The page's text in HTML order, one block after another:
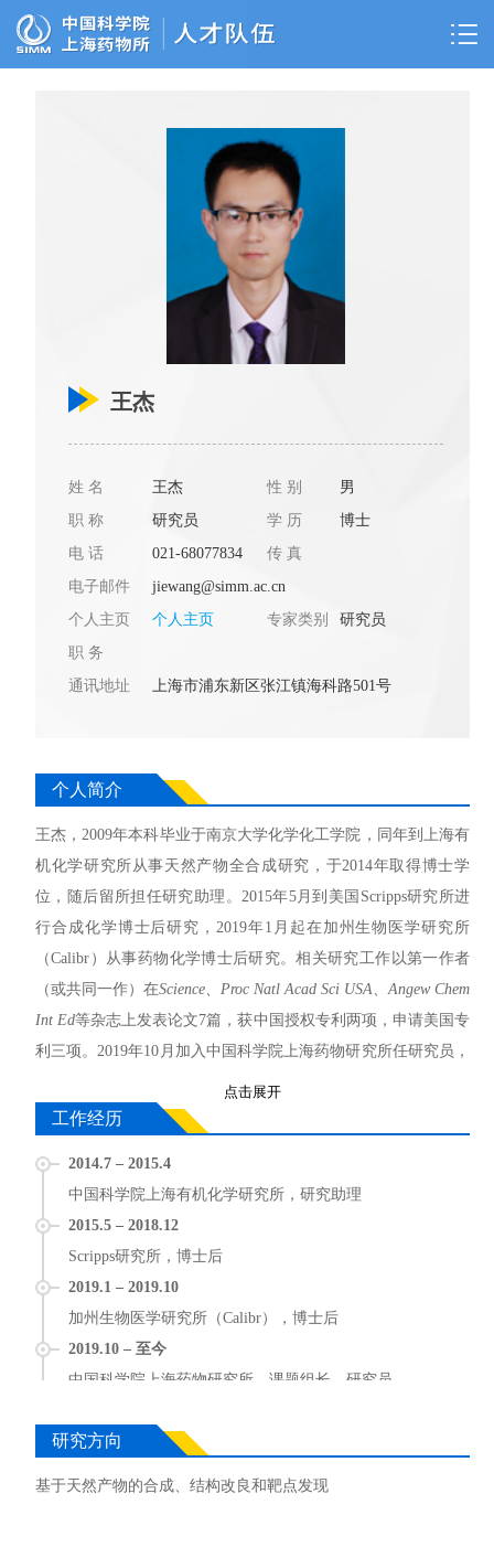
王杰
姓 名 王杰 性 别
男
职 称
研究员 学 历
博士
电 话
021-68077834
传 真
电子邮件
jiewang@simm.ac.cn
个人主页
个人主页 专家类别
研究员
职 务
通讯地址
上海市浦东新区张江镇海科路501号
个人简介
王杰，2009年本科毕业于南京大学化学化工学院，同年到上海有
机化学研究所从事天然产物全合成研究，于2014年取得博士学
位，随后留所担任研究助理。2015年5月到美国Scripps研究所进
行合成化学博士后研究，2019年1月起在加州生物医学研究所
（Calibr）从事药物化学博士后研究。相关研究工作以第一作者
（或共同一作）在Science、Proc Natl Acad Sci USA、Angew Chem
Int Ed等杂志上发表论文7篇，获中国授权专利两项，申请美国专
利三项。2019年10月加入中国科学院上海药物研究所任研究员，
点击展开
工作经历
2014.7 – 2015.4
中国科学院上海有机化学研究所，研究助理
2015.5 – 2018.12
Scripps研究所，博士后
2019.1 – 2019.10
加州生物医学研究所（Calibr），博士后
2019.10 – 至今
中国科学院上海药物研究所，课题组长，研究员
研究方向
基于天然产物的合成、结构改良和靶点发现